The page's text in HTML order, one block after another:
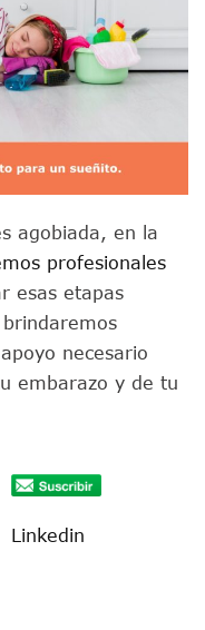
agobiada, en la
profesionales
esas etapas
necesario
embarazo y de tu
Linkedin